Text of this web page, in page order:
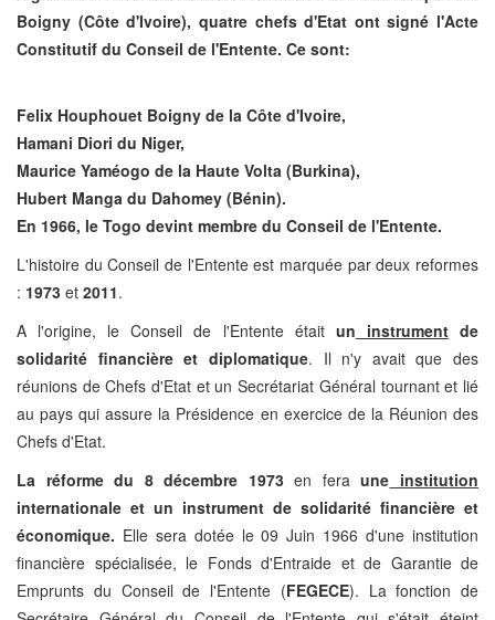
Boigny (Côte d'Ivoire), quatre chefs d'Etat ont signé l'Acte
Constitutif du Conseil de l'Entente. Ce sont:
Felix Houphouet Boigny de la Côte d'Ivoire,
Hamani Diori du Niger,
Maurice Yaméogo de la Haute Volta (Burkina),
Hubert Manga du Dahomey (Bénin).
En 1966, le Togo devint membre du Conseil de l'Entente.
L'histoire du Conseil de l'Entente est marquée par deux reformes
: 1973 et 2011.
A l'origine, le Conseil de l'Entente était un instrumentde
solidarité financière et diplomatique. Il n'y avait que des
réunions de Chefs d'Etat et un Secrétariat Général tournant et lié
au pays qui assure la Présidence en exercice de la Réunion des
Chefs d'Etat.
La réforme du 8 décembre 1973en feraune institution
internationale et un instrument de solidarité financière et
économique. Elle sera dotée le 09 Juin 1966 d'une institution
financière spécialisée, le Fonds d'Entraide et de Garantie de
Emprunts du Conseil de l'Entente (FEGECE). La fonction de